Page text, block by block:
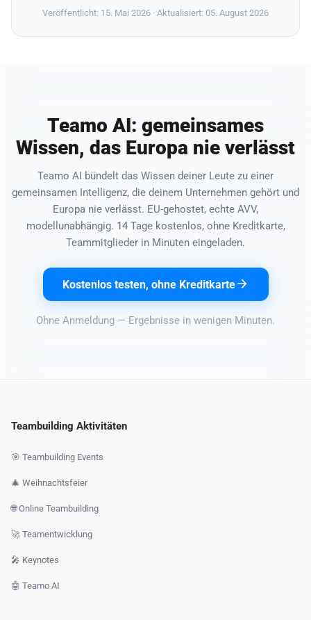
Veröffentlicht: 15. Mai 2026 · Aktualisiert: 05. August 2026
Teamo AI: gemeinsames
Wissen, das Europa nie verlässt
Teamo AI bündelt das Wissen deiner Leute zu einer
gemeinsamen Intelligenz, die deinem Unternehmen gehört und
Europa nie verlässt. EU-gehostet, echte AVV,
modellunabhängig. 14 Tage kostenlos, ohne Kreditkarte,
Teammitglieder in Minuten eingeladen.
Kostenlos testen, ohne Kreditkarte
Ohne Anmeldung — Ergebnisse in wenigen Minuten.
Teambuilding Aktivitäten
🎯 Teambuilding Events
🎄 Weihnachtsfeier
🌐 Online Teambuilding
🚀 Teamentwicklung
🎤 Keynotes
🤖 Teamo AI